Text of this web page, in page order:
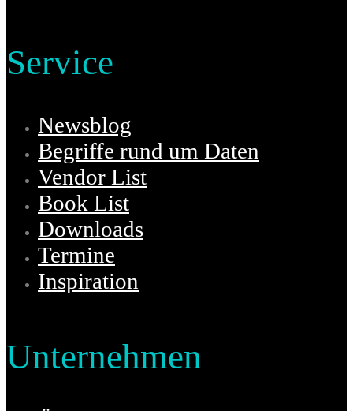
Service
Newsblog
Begriffe rund um Daten
Vendor List
Book List
Downloads
Termine
Inspiration
Unternehmen